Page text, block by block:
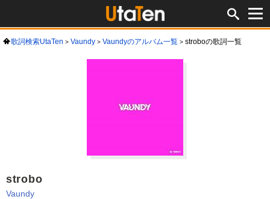
歌詞検索UtaTen Vaundy Vaundyのアルバム一覧 stroboの歌詞一覧
strobo
Vaundy